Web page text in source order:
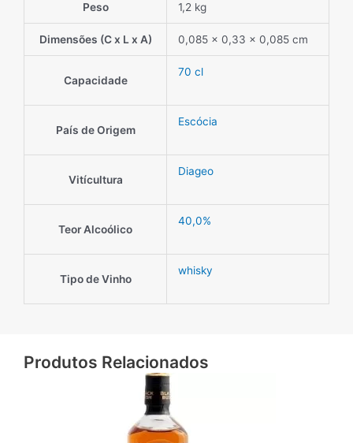
Peso 1,2 kg
Dimensões (C x L x A) 0,085 × 0,33 × 0,085 cm
Capacidade
70 cl
País de Origem
Escócia
Vitícultura
Diageo
Teor Alcoólico
40,0%
Tipo de Vinho
whisky
Produtos Relacionados